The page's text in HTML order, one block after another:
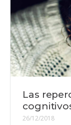
Las
26/12/2018